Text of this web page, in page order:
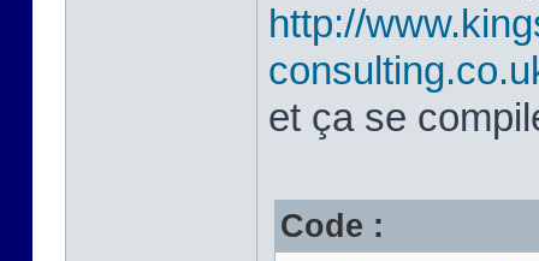
http://
et ça se
Code :